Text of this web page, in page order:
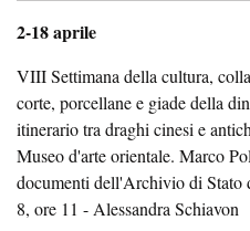
2-18 aprile
VIII Settimana della cultura,
corte, porcellane e giade della
itinerario tra draghi cinesi e
Museo d'arte orientale. Marco
documenti dell'Archivio di Stato
8, ore 11 - Alessandra Schiavon